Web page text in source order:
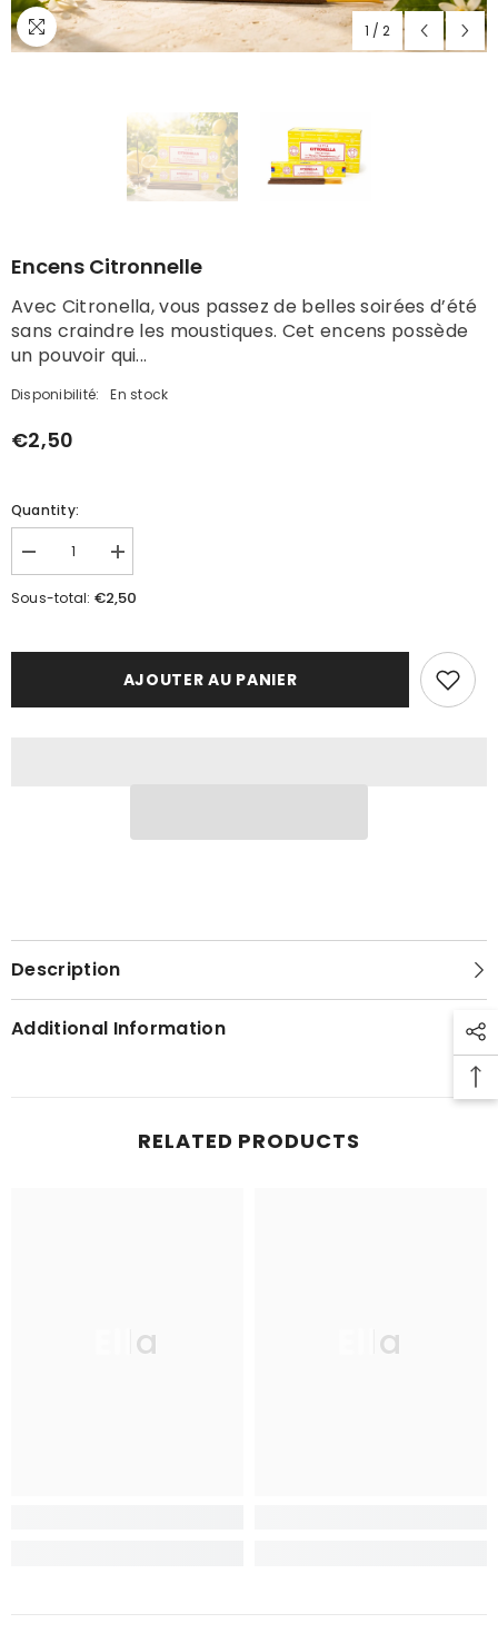
1 / 2
Encens Citronnelle
Avec Citronella, vous passez de belles soirées d’été
sans craindre les moustiques. Cet encens possède
un pouvoir qui...
Disponibilité: En stock
€2,50
Quantity:
Réduire
la
quantité
Augmenter
la
quantité
de
Sous-total: €2,50
AJOUTER AU PANIER
Description
Additional Information
RELATED PRODUCTS
Ella Ella